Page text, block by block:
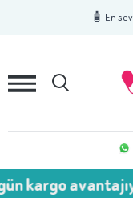
🧴 En
kargo